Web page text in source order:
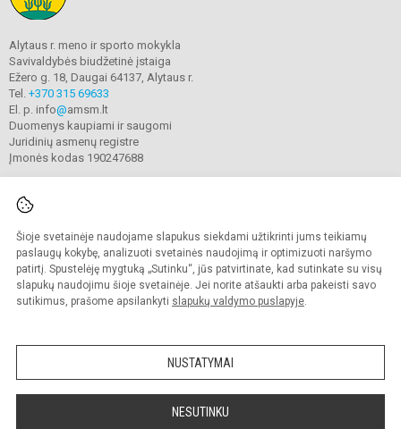
Šioje svetainėje naudojame slapukus siekdami užtikrinti jums teikiamų
paslaugų kokybę, analizuoti svetainės naudojimą ir optimizuoti naršymo
patirtį. Spustelėję mygtuką „Sutinku“, jūs patvirtinate, kad sutinkate su visų
slapukų naudojimu šioje svetainėje. Jei norite atšaukti arba pakeisti savo
sutikimus, prašome apsilankyti slapukų valdymo puslapyje.
NUSTATYMAI
NESUTINKU
Alytaus r. meno ir sporto mokykla
Savivaldybės biudžetinė įstaiga
Ežero g. 18, Daugai 64137, Alytaus r.
Tel. +370 315 69633
El. p. info@amsm.lt
Duomenys kaupiami ir saugomi
Juridinių asmenų registre
Įmonės kodas 190247688
© 2020. Alytaus r. meno ir sporto mokykla. Visos teisės saugomos.
Kopijuoti turinį be raštiško mokyklos sutikimo griežtai draudžiama.
Prieinamumo paraiška Slapukų valdymas
Sumanus būdas atnaujinti